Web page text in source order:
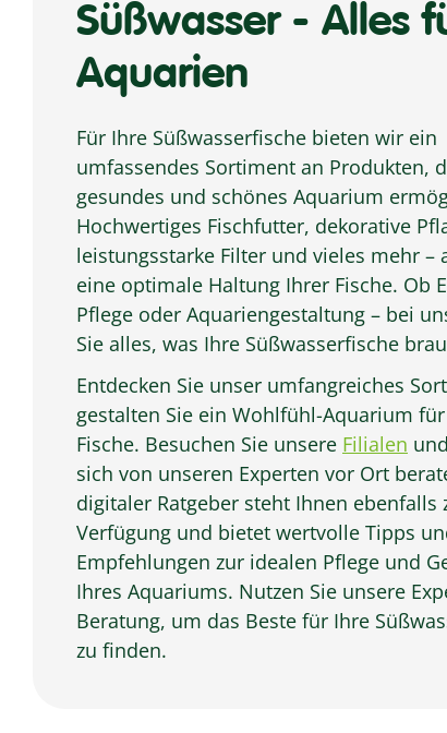
Süßwasser - Alles
Aquarien
Für Ihre Süßwasserfische bieten wir ein
umfassendes Sortiment an Produkten,
gesundes und schönes Aquarium
Hochwertiges Fischfutter, dekorative
leistungsstarke Filter und vieles mehr –
eine optimale Haltung Ihrer Fische. Ob
Pflege oder Aquariengestaltung – bei
Sie alles, was Ihre Süßwasserfische
Entdecken Sie unser umfangreiches
gestalten Sie ein Wohlfühl-Aquarium
Fische. Besuchen Sie unsere Filialen
sich von unseren Experten vor Ort
digitaler Ratgeber steht Ihnen ebenfalls
Verfügung und bietet wertvolle Tipps
Empfehlungen zur idealen Pflege und
Ihres Aquariums. Nutzen Sie unsere
Beratung, um das Beste für Ihre
zu finden.